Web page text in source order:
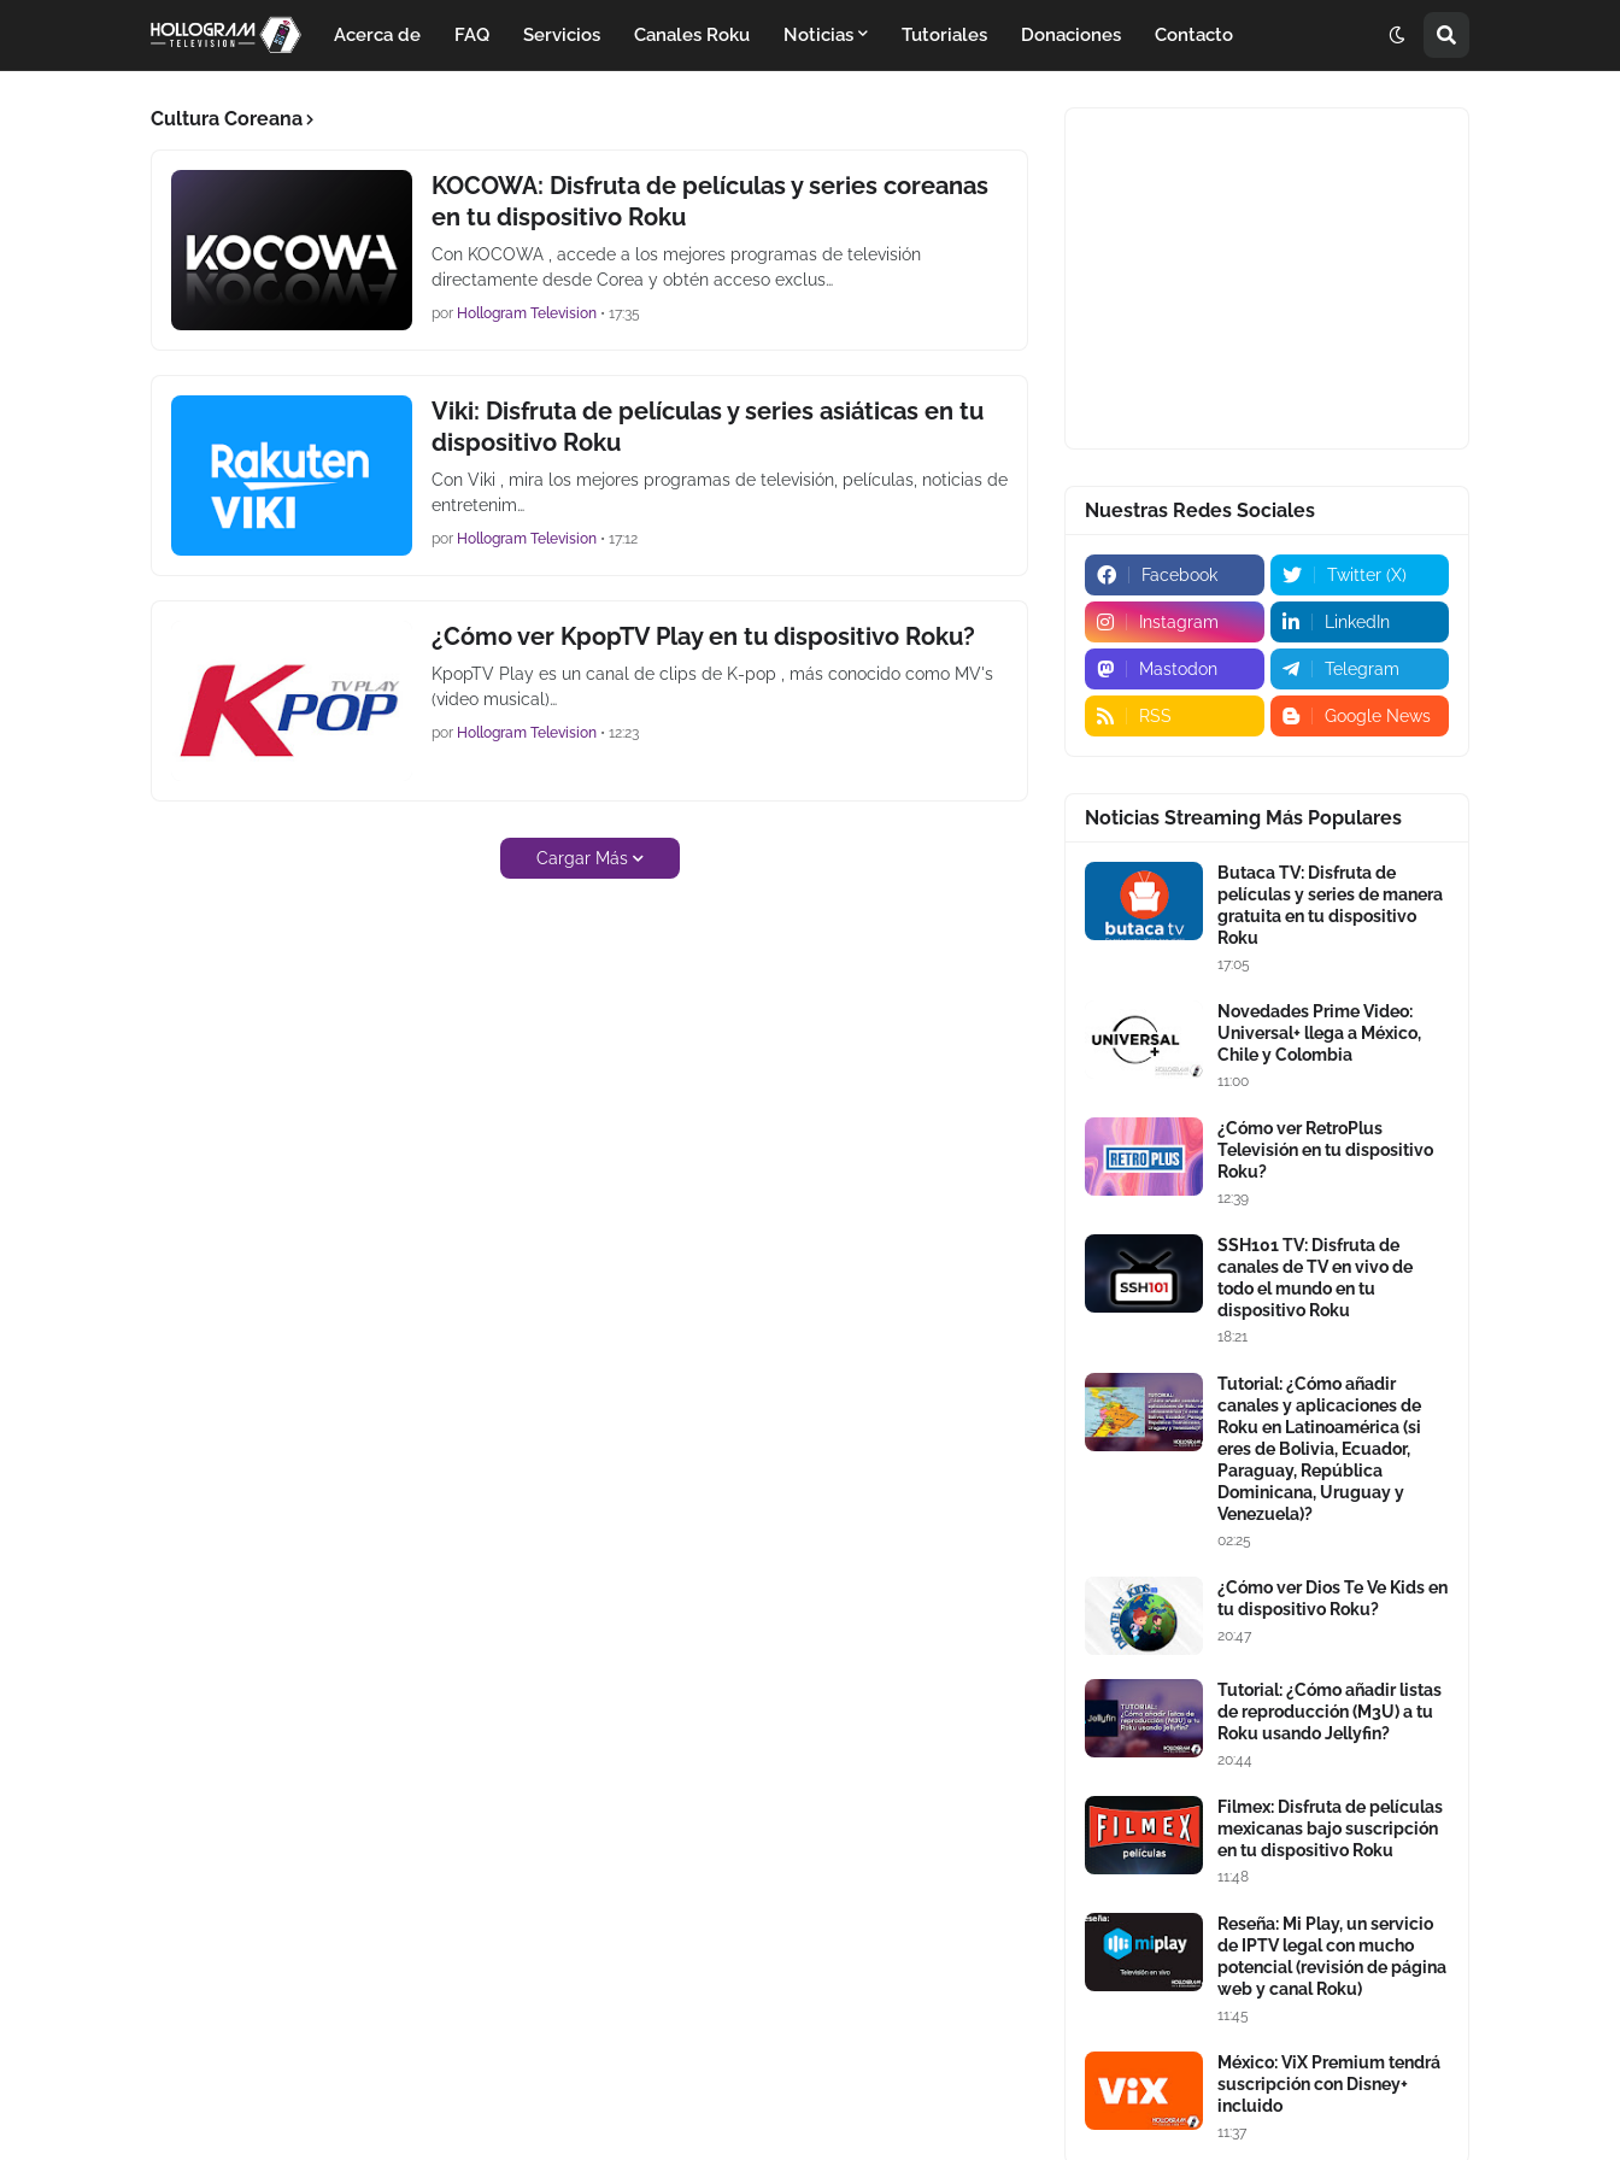
Acerca de FAQ Servicios Canales Roku Noticias Tutoriales Donaciones Contacto
Cultura Coreana
KOCOWA: Disfruta de películas y series coreanas
en tu dispositivo Roku
Con KOCOWA , accede a los mejores programas de televisión
directamente desde Corea y obtén acceso exclus…
por Hollogram Television • 17:35
Viki: Disfruta de películas y series asiáticas en tu
dispositivo Roku
Con Viki , mira los mejores programas de televisión, películas, noticias de
entretenim…
por Hollogram Television • 17:12
¿Cómo ver KpopTV Play en tu dispositivo Roku?
KpopTV Play es un canal de clips de K-pop , más conocido como MV's
(video musical)…
por Hollogram Television • 12:23
Cargar Más
Nuestras Redes Sociales
Facebook Twitter (X)
Instagram LinkedIn
Mastodon Telegram
RSS Google News
Noticias Streaming Más Populares
Butaca TV: Disfruta de
películas y series de manera
gratuita en tu dispositivo
Roku
17:05
Novedades Prime Video:
Universal+ llega a México,
Chile y Colombia
11:00
¿Cómo ver RetroPlus
Televisión en tu dispositivo
Roku?
12:39
SSH101 TV: Disfruta de
canales de TV en vivo de
todo el mundo en tu
dispositivo Roku
18:21
Tutorial: ¿Cómo añadir
canales y aplicaciones de
Roku en Latinoamérica (si
eres de Bolivia, Ecuador,
Paraguay, República
Dominicana, Uruguay y
Venezuela)?
02:25
¿Cómo ver Dios Te Ve Kids en
tu dispositivo Roku?
20:47
Tutorial: ¿Cómo añadir listas
de reproducción (M3U) a tu
Roku usando Jellyfin?
20:44
Filmex: Disfruta de películas
mexicanas bajo suscripción
en tu dispositivo Roku
11:48
Reseña: Mi Play, un servicio
de IPTV legal con mucho
potencial (revisión de página
web y canal Roku)
11:45
México: ViX Premium tendrá
suscripción con Disney+
incluido
11:37